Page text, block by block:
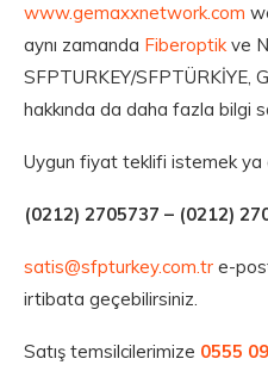
www.gemaxxnetwork.com
aynı zamanda Fiberoptikve
SFPTURKEY/SFPTÜRKİYE,
hakkında da daha fazla bilgi
Uygun fiyat teklifi istemek ya
(0212) 2705737 – (0212)
satis@sfpturkey.com.tr e-
irtibata geçebilirsiniz.
Satış temsilcilerimize 0555